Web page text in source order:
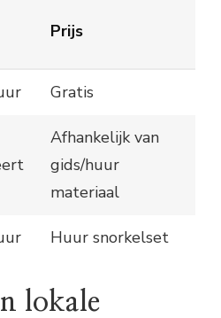
Prijs
Gratis
Afhankelijk van
gids/huur
materiaal
Huur snorkelset
lokale